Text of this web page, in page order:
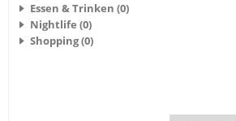
Essen & Trinken (0)
Nightlife (0)
Shopping (0)